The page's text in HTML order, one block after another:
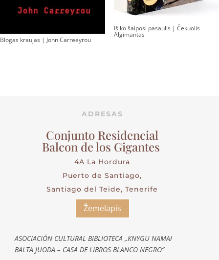
Blogas kraujas | John Carreeyrou
Iš ko šaiposi pasaulis | Čekuolis
Algimantas
ADRESAS
Conjunto Residencial
Balcon de los Gigantes
4A La Hordura
Puerto de Santiago,
Santiago del Teide, Tenerife
Žemėlapis
ASOCIACIÓN CULTURAL BIBLIOTECA „KNYGU NAMAI
BALTA JUODA – CASA DE LIBROS BLANCO NEGRO”